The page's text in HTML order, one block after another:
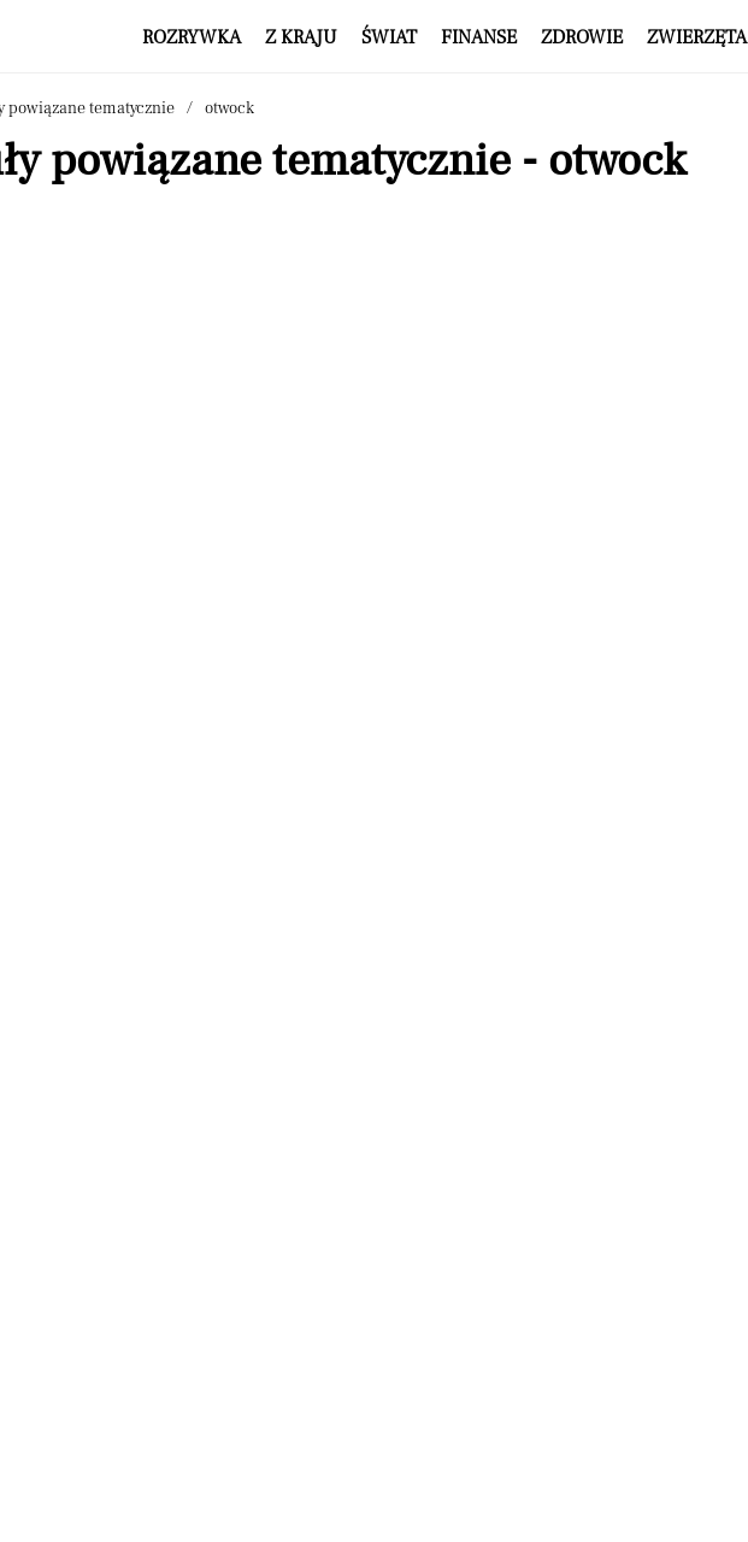
ROZRYWKA Z KRAJU ŚWIAT FINANSE ZDROWIE ZWIERZĘTA
powiązane tematycznie otwock
powiązane tematycznie - otwock